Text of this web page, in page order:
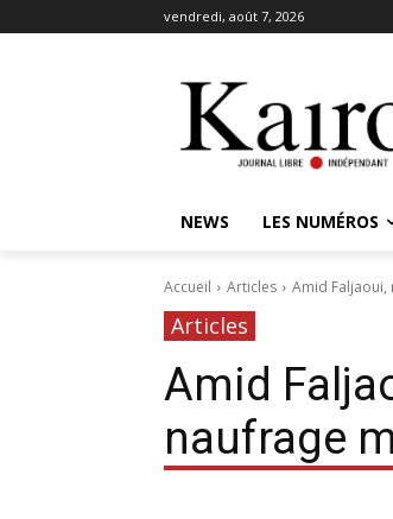
vendredi, août 7, 2026
NEWS LES NUMÉROS
Accueil Articles Amid
Articles
Amid
naufrage